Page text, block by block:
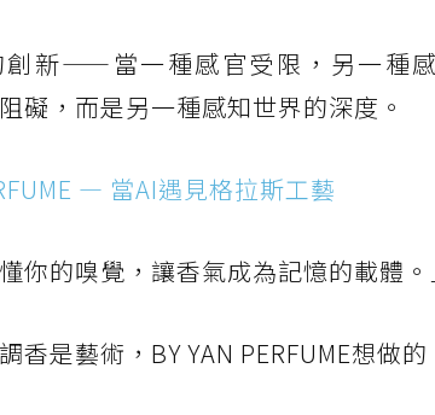
創新——當一種感官受限，另一種
礙，而是另一種感知世界的深度。
— 當AI遇見格拉斯工藝
你的嗅覺，讓香氣成為記憶的載體。
香是藝術，BY YAN PERFUME想做